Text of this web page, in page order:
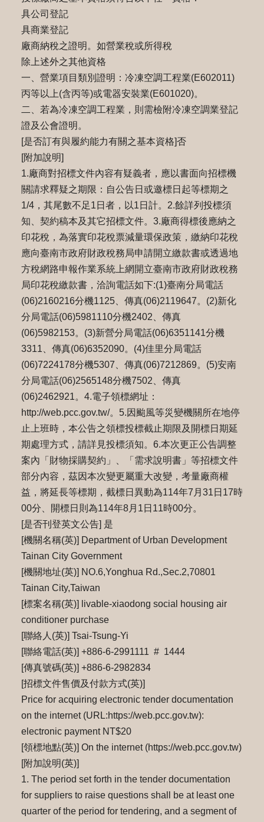
具公司登記
具商業登記
廠商納稅之證明。如營業稅或所得稅
除上述外之其他資格
一、營業項目類別證明：冷凍空調工程業(E602011)
丙等以上(含丙等)或電器安裝業(E601020)。
二、若為冷凍空調工程業，則需檢附冷凍空調業登記
證及公會證明。
[是否訂有與履約能力有關之基本資格]否
[附加說明]
1.廠商對招標文件內容有疑義者，應以書面向招標機
關請求釋疑之期限：自公告日或邀標日起等標期之
1/4，其尾數不⾜1⽇者，以1⽇計。2.餘詳列投標須
知、契約稿本及其它招標文件。3.廠商得標後應納之
印花稅，為落實印花稅票減量環保政策，繳納印花稅
應向臺南市政府財政稅務局申請開立繳款書或透過地
⽅稅網路申報作業系統上網開立臺南市政府財政稅務
局印花稅繳款書，洽詢電話如下:(1)臺南分局電話
(06)2160216分機1125、傳真(06)2119647。(2)新化
分局電話(06)5981110分機2402、傳真
(06)5982153。(3)新營分局電話(06)6351141分機
3311、傳真(06)6352090。(4)佳⾥分局電話
(06)7224178分機5307、傳真(06)7212869。(5)安南
分局電話(06)2565148分機7502、傳真
(06)2462921。4.電⼦領標網址：
http://web.pcc.gov.tw/。5.因颱風等災變機關所在地停
止上班時，本公告之領標投標截止期限及開標日期延
期處理方式，請詳⾒投標須知。6.本次更正公告調整
案內「財物採購契約」、「需求說明書」等招標文件
部分內容，茲因本次變更屬重大改變，考量廠商權
益，將延長等標期，截標日異動為114年7⽉31⽇17時
00分、開標日則為114年8⽉1⽇11時00分。
[是否刊登英文公告] 是
[機關名稱(英)] Department of Urban Development
Tainan City Government
[機關地址(英)] NO.6,Yonghua Rd.,Sec.2,70801
Tainan City,Taiwan
[標案名稱(英)] livable-xiaodong social housing air
conditioner purchase
[聯絡人(英)] Tsai-Tsung-Yi
[聯絡電話(英)] +886-6-2991111 # 1444
[傳真號碼(英)] +886-6-2982834
[招標文件售價及付款方式(英)]
Price for acquiring electronic tender documentation
on the internet (URL:https://web.pcc.gov.tw):
electronic payment NT$20
[領標地點(英)] On the internet (https://web.pcc.gov.tw)
[附加說明(英)]
1. The period set forth in the tender documentation
for suppliers to raise questions shall be at least one
quarter of the period for tendering, and a segment of